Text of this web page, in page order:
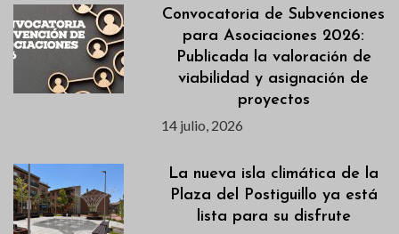
Convocatoria de Subvenciones
para Asociaciones 2026:
Publicada la valoración de
viabilidad y asignación de
proyectos
14 julio, 2026
La nueva isla climática de la
Plaza del Postiguillo ya está
lista para su disfrute